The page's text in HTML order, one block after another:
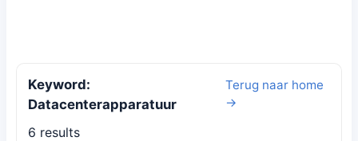
Keyword:
Datacenterapparatuur
Terug naar home
→
6 results